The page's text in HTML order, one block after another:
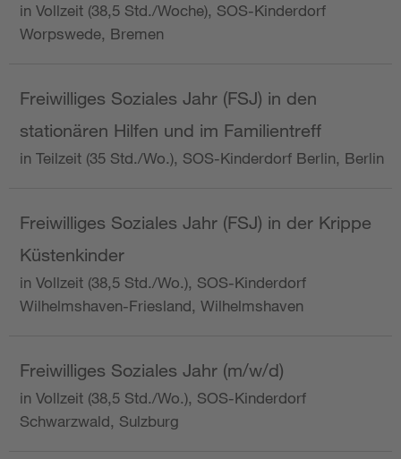
in Vollzeit (38,5 Std./Woche), SOS-Kinderdorf
Worpswede, Bremen
Freiwilliges Soziales Jahr (FSJ) in den
stationären Hilfen und im Familientreff
in Teilzeit (35 Std./Wo.), SOS-Kinderdorf Berlin, Berlin
Freiwilliges Soziales Jahr (FSJ) in der Krippe
Küstenkinder
in Vollzeit (38,5 Std./Wo.), SOS-Kinderdorf
Wilhelmshaven-Friesland, Wilhelmshaven
Freiwilliges Soziales Jahr (m/w/d)
in Vollzeit (38,5 Std./Wo.), SOS-Kinderdorf
Schwarzwald, Sulzburg